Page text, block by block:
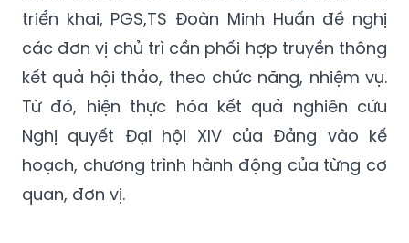
triển khai, PGS,TS Đoàn Minh Huấn đề nghị
các đơn vị chủ trì cần phối hợp truyền thông
kết quả hội thảo, theo chức năng, nhiệm vụ.
Từ đó, hiện thực hóa kết quả nghiên cứu
Nghị quyết Đại hội XIV của Đảng vào kế
hoạch, chương trình hành động của từng cơ
quan, đơn vị.